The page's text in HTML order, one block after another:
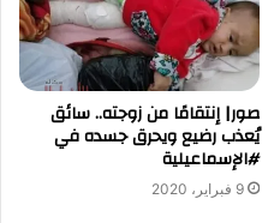
صور| إنتقامًا من زوجته.. سائق
يُعذب رضيع ويحرق جسده في
#الإسماعيلية
9 فبراير، 2020